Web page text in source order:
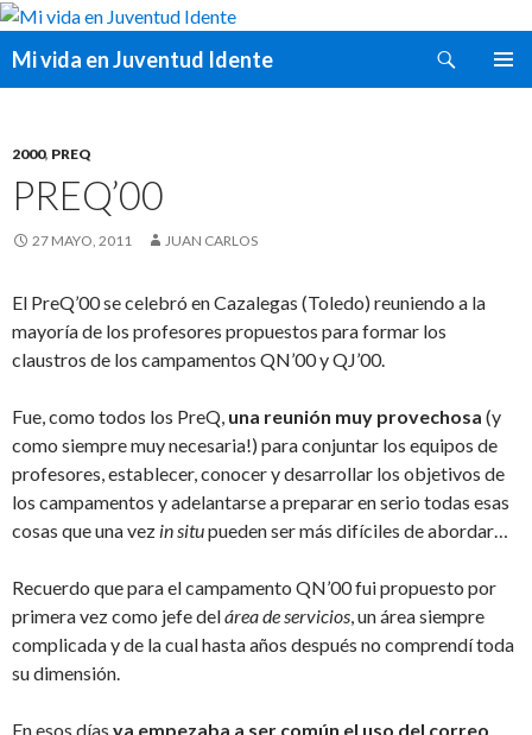
Mi vida en Juventud Idente
2000, PREQ
PREQ’00
27 MAYO, 2011 JUAN CARLOS
El PreQ’00 se celebró en Cazalegas (Toledo) reuniendo a la
mayoría de los profesores propuestos para formar los
claustros de los campamentos QN’00 y QJ’00.
Fue, como todos los PreQ, una reunión muy provechosa (y
como siempre muy necesaria!) para conjuntar los equipos de
profesores, establecer, conocer y desarrollar los objetivos de
los campamentos y adelantarse a preparar en serio todas esas
cosas que una vez in situpueden ser más difíciles de abordar…
Recuerdo que para el campamento QN’00 fui propuesto por
primera vez como jefe delárea de servicios, un área siempre
complicada y de la cual hasta años después no comprendí toda
su dimensión.
En esos días ya empezaba a ser común el uso del correo